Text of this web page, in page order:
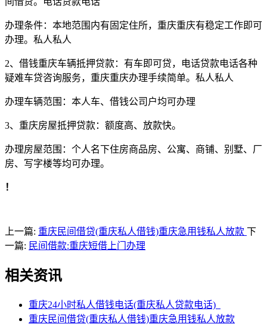
办理条件：本地范围内有固定住所，重庆重庆有稳定工作即可
办理。私人私人
2、借钱重庆车辆抵押贷款：有车即可贷，电话贷款电话各种
疑难车贷咨询服务，重庆重庆办理手续简单。私人私人
办理车辆范围：本人车、借钱公司户均可办理
3、重庆房屋抵押贷款：额度高、放款快。
办理房屋范围：个人名下住房商品房、公寓、商铺、别墅、厂
房、写字楼等均可办理。
！
上一篇: 重庆民间借贷(重庆私人借钱)重庆急用钱私人放款 下
一篇: 民间借款:重庆短借上门办理
相关资讯
重庆24小时私人借钱电话(重庆私人贷款电话)
重庆民间借贷(重庆私人借钱)重庆急用钱私人放款